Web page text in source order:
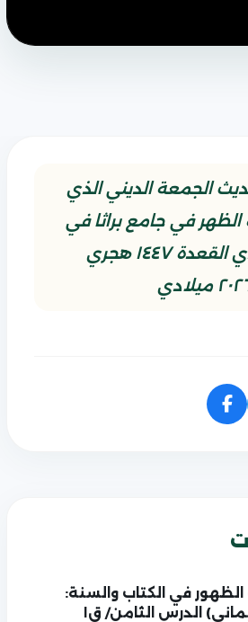
الجمعة الديني الذي
في جامع براثا في
السادس من ذي القعدة ١٤٤٧ هجري
الظهور في الكتاب والسنة:
الدرس الثامن/ ق١